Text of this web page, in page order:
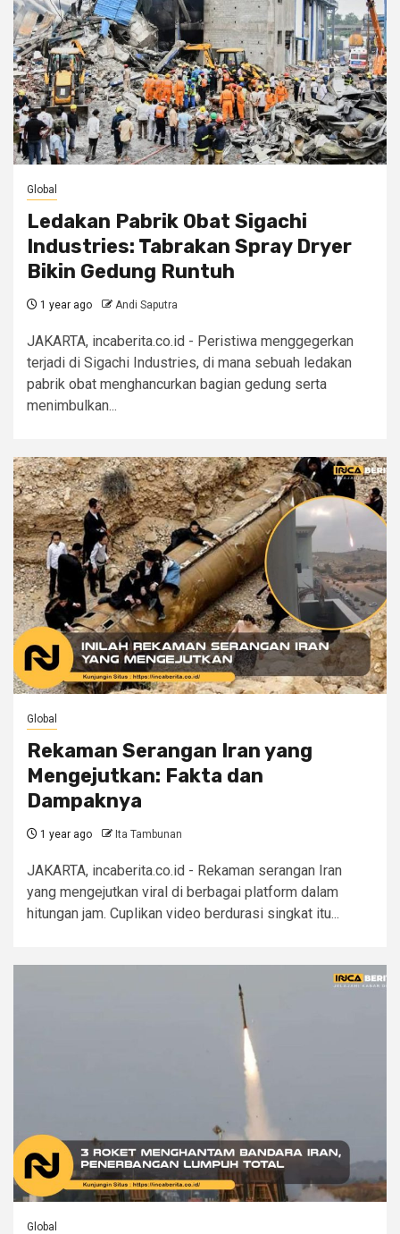
Global
Ledakan Pabrik Obat Sigachi
Industries: Tabrakan Spray Dryer
Bikin Gedung Runtuh
1 year ago Andi Saputra
JAKARTA, incaberita.co.id - Peristiwa menggegerkan
terjadi di Sigachi Industries, di mana sebuah ledakan
pabrik obat menghancurkan bagian gedung serta
menimbulkan...
Global
Rekaman Serangan Iran yang
Mengejutkan: Fakta dan
Dampaknya
1 year ago Ita Tambunan
JAKARTA, incaberita.co.id - Rekaman serangan Iran
yang mengejutkan viral di berbagai platform dalam
hitungan jam. Cuplikan video berdurasi singkat itu...
Global